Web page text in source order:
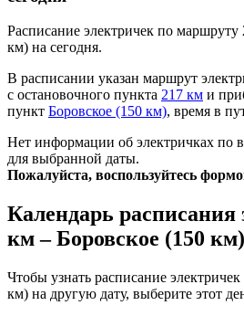
Расписание электричек по маршруту
км) на сегодня.
В расписании указан маршрут
с остановочного пункта 217 км и
пункт Боровское (150 км), время в
Нет информации об электричках по
для выбранной даты.
Пожалуйста, воспользуйтесь
Календарь расписания
км – Боровское (150 км)
Чтобы узнать расписание
км) на другую дату, выберите этот